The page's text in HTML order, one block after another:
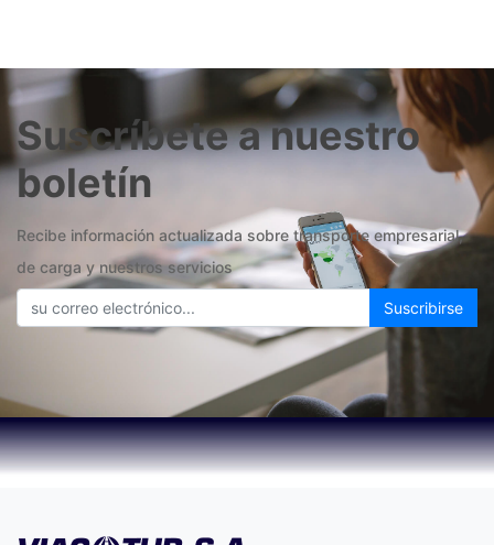
Suscríbete a nuestro
boletín
Recibe información actualizada sobre transporte empresarial,
de carga y nuestros servicios
Suscribirse